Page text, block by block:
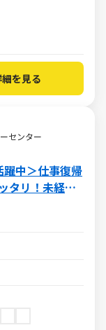
を見る
センター
中＞仕事復帰
タリ！未経験